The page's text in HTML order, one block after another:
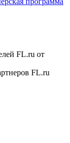
FL.ru от
FL.ru